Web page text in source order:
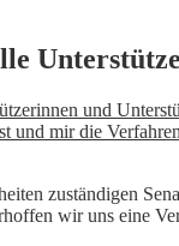
und
mir die
zuständigen
wir uns eine